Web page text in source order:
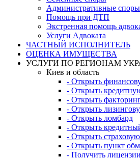
Административные споры
Помощь при ДТП
Экстренная помощь
Услуги Адвоката
ЧАСТНЫЙ ИСПОЛНИТЕЛЬ
ОЦЕНКА ИМУЩЕСТВА
УСЛУГИ ПО РЕГИОНАМ
Киев и область
- Открыть
- Открыть
- Открыть
- Открыть
- Открыть ломбард
- Открыть
- Открыть
- Открыть пункт
- Получить